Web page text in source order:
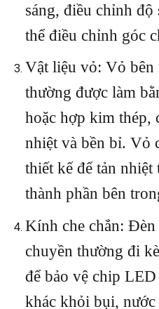
sáng, điều chỉnh độ
thể điều chỉnh góc
Vật liệu vỏ: Vỏ bên
thường được làm
hoặc hợp kim thép,
nhiệt và bền bỉ. Vỏ
thiết kế để tản
thành phần bên
Kính che chắn:
chuyền thường đi
để bảo vệ chip
khác khỏi bụi, nước